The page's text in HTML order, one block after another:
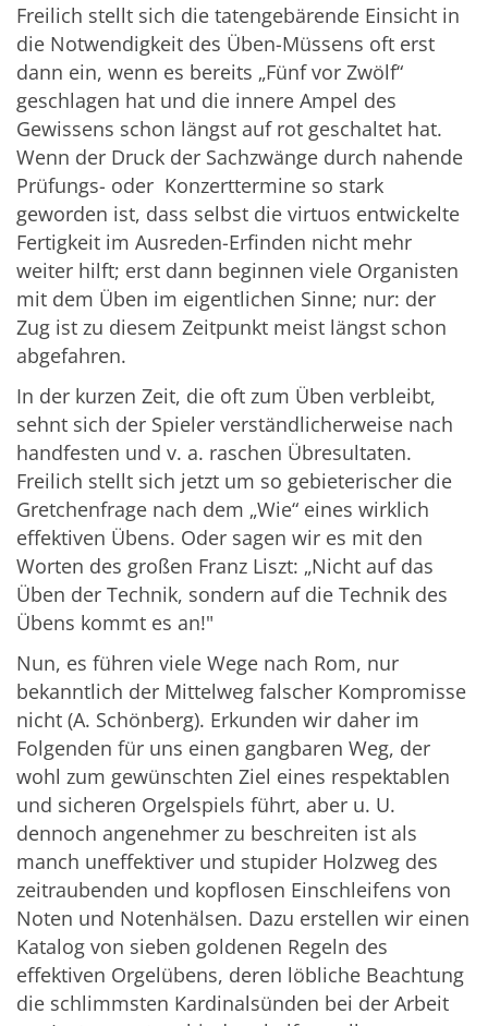
Freilich stellt sich die tatengebärende Einsicht in
die Notwendigkeit des Üben-Müssens oft erst
dann ein, wenn es bereits „Fünf vor Zwölf“
geschlagen hat und die innere Ampel des
Gewissens schon längst auf rot geschaltet hat.
Wenn der Druck der Sachzwänge durch nahende
Prüfungs- oder Konzerttermine so stark
geworden ist, dass selbst die virtuos entwickelte
Fertigkeit im Ausreden-Erfinden nicht mehr
weiter hilft; erst dann beginnen viele Organisten
mit dem Üben im eigentlichen Sinne; nur: der
Zug ist zu diesem Zeitpunkt meist längst schon
abgefahren.
In der kurzen Zeit, die oft zum Üben verbleibt,
sehnt sich der Spieler verständlicherweise nach
handfesten und v. a. raschen Übresultaten.
Freilich stellt sich jetzt um so gebieterischer die
Gretchenfrage nach dem „Wie“ eines wirklich
effektiven Übens. Oder sagen wir es mit den
Worten des großen Franz Liszt: „Nicht auf das
Üben der Technik, sondern auf die Technik des
Übens kommt es an!"
Nun, es führen viele Wege nach Rom, nur
bekanntlich der Mittelweg falscher Kompromisse
nicht (A. Schönberg). Erkunden wir daher im
Folgenden für uns einen gangbaren Weg, der
wohl zum gewünschten Ziel eines respektablen
und sicheren Orgelspiels führt, aber u. U.
dennoch angenehmer zu beschreiten ist als
manch uneffektiver und stupider Holzweg des
zeitraubenden und kopflosen Einschleifens von
Noten und Notenhälsen. Dazu erstellen wir einen
Katalog von sieben goldenen Regeln des
effektiven Orgelübens, deren löbliche Beachtung
die schlimmsten Kardinalsünden bei der Arbeit